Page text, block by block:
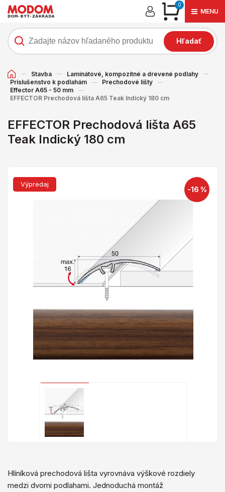
0
MENU
Hľadať
Stavba
Laminátové, kompozitné a drevené podlahy
Príslušenstvo k podlahám
Prechodové lišty
Effector A65 - 50 mm
EFFECTOR Prechodová lišta A65 Teak Indický 180 cm
EFFECTOR Prechodová lišta A65
Teak Indický 180 cm
-16 %
Výpredaj
Hlíníková prechodová lišta vyrovnáva výškové rozdiely
medzi dvomi podlahami. Jednoduchá montáž